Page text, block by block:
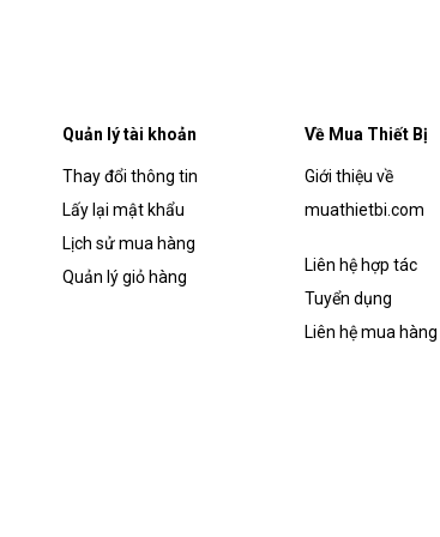
Quản lý tài khoản
Thay đổi thông tin
Lấy lại mật khẩu
Lịch sử mua hàng
Quản lý giỏ hàng
Về Mua Thiết Bị
Giới thiệu về
muathietbi.com
Liên hệ hợp tác
Tuyển dụng
Liên hệ mua hàng